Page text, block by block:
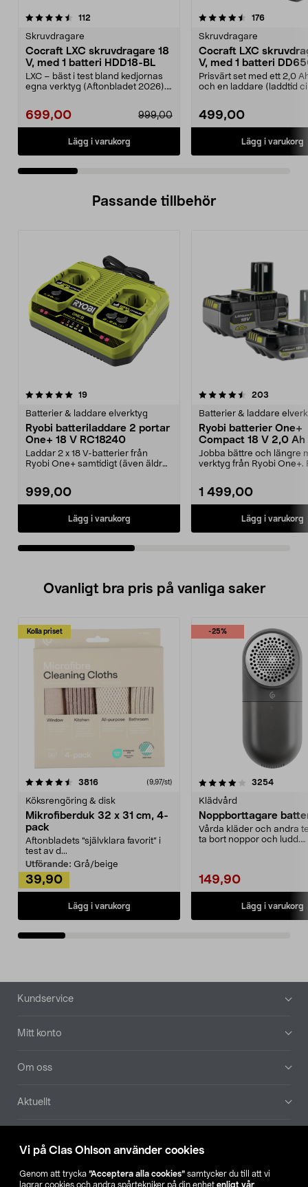
Vi på Clas Ohlson använder cookies
Genom att trycka ”Acceptera alla cookies” samtycker du till att vi
lagrar cookies och andra spårtekniker på din enhet enligt vår
112
Skruvdragare
Cocraft LXC skruvdragare 18
V, med 1 batteri HDD18-BL
LXC – bäst i test bland kedjornas
egna verktyg (Aftonbladet 2026).
699,00 999,00
Lägg i varukorg
4.5 av 5 stjärnor 176
Skruvdragare
Cocraft LXC
V, med 1 batteri
Prisvärt set med ett 2,0
och en laddare (laddtid
499,00
Lägg i varukorg
4.5 av 5 stjärnor
Passande tillbehör
19recensioner
Batterier & laddare elverktyg
Ryobi batteriladdare 2 portar
One+ 18 V RC18240
Laddar 2 x 18 V-batterier från
Ryobi One+ samtidigt (även äldre
999,00
Lägg i varukorg
4.5av 5 stjärnor 203
Batterier & laddare
Ryobi batterier One+
Compact 18 V 2,0
Ah RB18242X
Jobba bättre och längre
verktyg från Ryobi One+.
1 499,00
Lägg i varukorg
4.5av 5 stjärnor
Ovanligt bra pris på vanliga saker
Kolla priset
3816recensioner (9,97/st)
Köksrengöring & disk
Mikrofiberduk 32 x 31 cm, 4-
pack
Aftonbladets "självklara favorit” i
test av d...
Utförande: Grå/beige
39,90
Lägg i varukorg
-25%
4.0av 5 stjärnor 3254
Klädvård
Noppborttagare
Vårda kläder och andra
ta bort noppor och ludd.
149,90
Lägg i varukorg
4.5av 5 stjärnor
Sidfot
Kundservice
Mitt konto
Om oss
Aktuellt
Hitta butik